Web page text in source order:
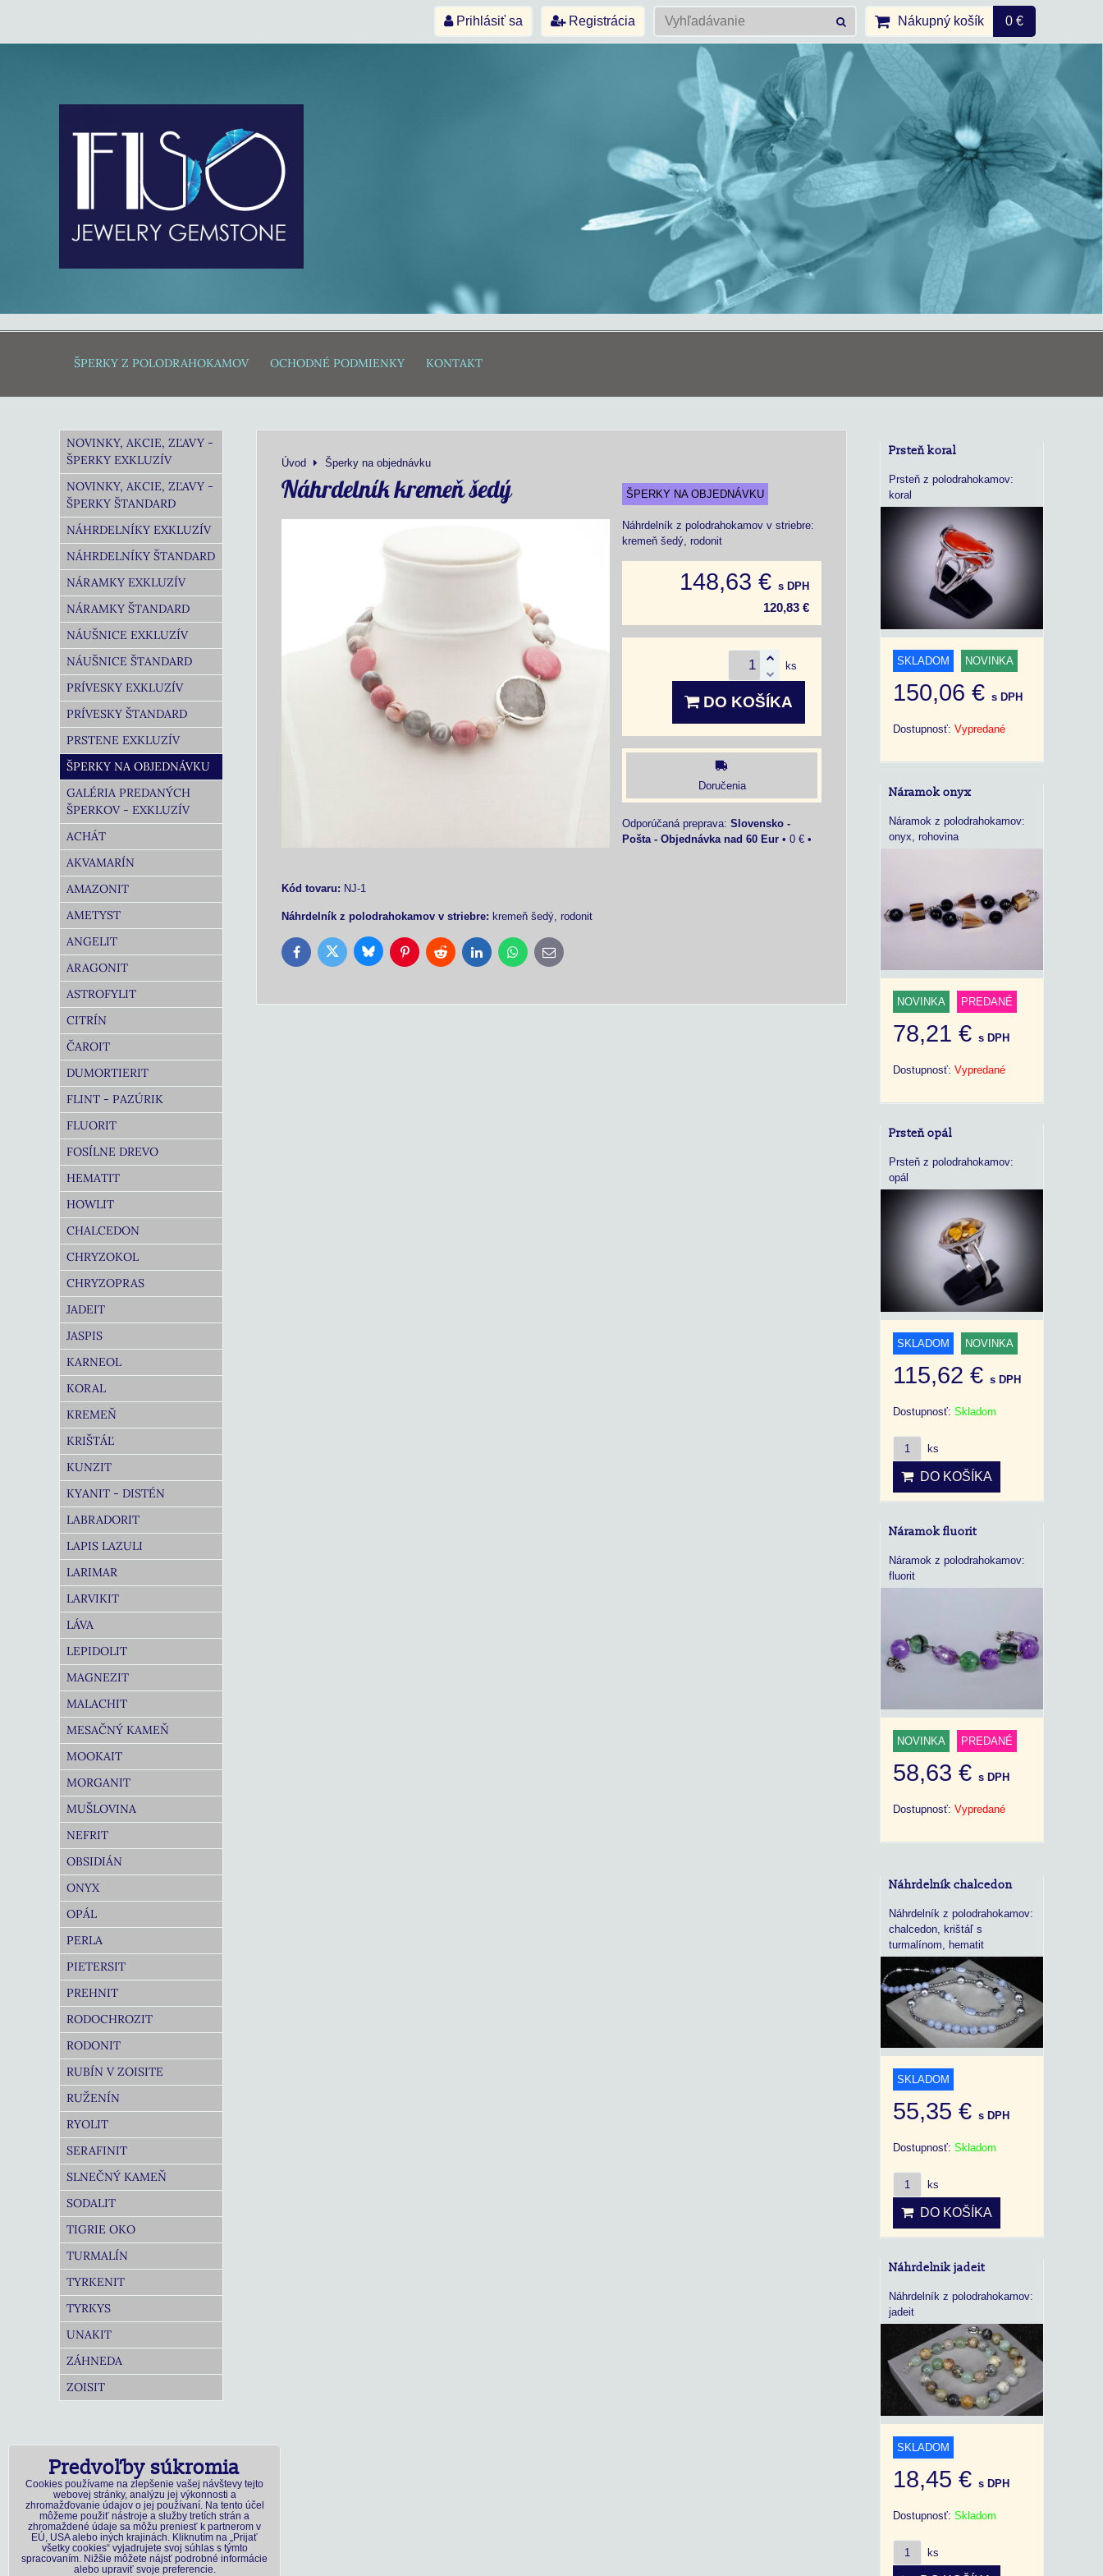
Prihlásiť sa Registrácia Nákupný košík 0 €
ŠPERKY Z POLODRAHOKAMOV OCHODNÉ PODMIENKY KONTAKT
Úvod Šperky na objednávku
Náhrdelník kremeň šedý ŠPERKY NA OBJEDNÁVKU
Náhrdelník z polodrahokamov v striebre:
kremeň šedý, rodonit
148,63 € s DPH
120,83 €
ks
DO KOŠÍKA
Doručenia
Slovensko -
Pošta - Objednávka nad 60 Eur • 0 € •
Kód tovaru: NJ-1
Náhrdelník z polodrahokamov v striebre: kremeň šedý, rodonit
FacebookTwitter BlueskyPinterestReddit LinkedInWhatsApp
E-
mail
NOVINKY, AKCIE, ZĽAVY -
ŠPERKY EXKLUZÍV
NOVINKY, AKCIE, ZĽAVY -
ŠPERKY ŠTANDARD
NÁHRDELNÍKY EXKLUZÍV
NÁHRDELNÍKY ŠTANDARD
NÁRAMKY EXKLUZÍV
NÁRAMKY ŠTANDARD
NÁUŠNICE EXKLUZÍV
NÁUŠNICE ŠTANDARD
PRÍVESKY EXKLUZÍV
PRÍVESKY ŠTANDARD
PRSTENE EXKLUZÍV
ŠPERKY NA OBJEDNÁVKU
GALÉRIA PREDANÝCH
ŠPERKOV - EXKLUZÍV
ACHÁT
AKVAMARÍN
AMAZONIT
AMETYST
ANGELIT
ARAGONIT
ASTROFYLIT
CITRÍN
ČAROIT
DUMORTIERIT
FLINT - PAZÚRIK
FLUORIT
FOSÍLNE DREVO
HEMATIT
HOWLIT
CHALCEDON
CHRYZOKOL
CHRYZOPRAS
JADEIT
JASPIS
KARNEOL
KORAL
KREMEŇ
KRIŠTÁĽ
KUNZIT
KYANIT - DISTÉN
LABRADORIT
LAPIS LAZULI
LARIMAR
LARVIKIT
LÁVA
LEPIDOLIT
MAGNEZIT
MALACHIT
MESAČNÝ KAMEŇ
MOOKAIT
MORGANIT
MUŠLOVINA
NEFRIT
OBSIDIÁN
ONYX
OPÁL
PERLA
PIETERSIT
PREHNIT
RODOCHROZIT
RODONIT
RUBÍN V ZOISITE
RUŽENÍN
RYOLIT
SERAFINIT
SLNEČNÝ KAMEŇ
SODALIT
TIGRIE OKO
TURMALÍN
TYRKENIT
TYRKYS
UNAKIT
ZÁHNEDA
ZOISIT
Prsteň koral
Prsteň z polodrahokamov:
koral
SKLADOM NOVINKA
150,06 € s DPH
Dostupnosť: Vypredané
Náramok onyx
Náramok z polodrahokamov:
onyx, rohovina
NOVINKA PREDANÉ
78,21 € s DPH
Dostupnosť: Vypredané
Prsteň opál
Prsteň z polodrahokamov:
opál
SKLADOM NOVINKA
115,62 € s DPH
Dostupnosť: Skladom
ks
DO KOŠÍKA
Náramok fluorit
Náramok z polodrahokamov:
fluorit
NOVINKA PREDANÉ
58,63 € s DPH
Dostupnosť: Vypredané
Náhrdelník chalcedon
Náhrdelník z polodrahokamov:
chalcedon, krištáľ s
turmalínom, hematit
SKLADOM
55,35 € s DPH
Dostupnosť: Skladom
ks
DO KOŠÍKA
Náhrdelnik jadeit
Náhrdelník z polodrahokamov:
jadeit
SKLADOM
18,45 € s DPH
Dostupnosť: Skladom
ks
Predvoľby súkromia
Cookies používame na zlepšenie vašej návštevy tejto
webovej stránky, analýzu jej výkonnosti a
zhromažďovanie údajov o jej používaní. Na tento účel
môžeme použiť nástroje a služby tretích strán a
zhromaždené údaje sa môžu preniesť k partnerom v
EÚ, USA alebo iných krajinách. Kliknutím na „Prijať
všetky cookies“ vyjadrujete svoj súhlas s týmto
spracovaním. Nižšie môžete nájsť podrobné informácie
alebo upraviť svoje preferencie.